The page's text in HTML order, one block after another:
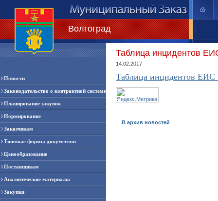
Волгоград |
Новости
Законодательство о контрактной системе
Планирование закупок
Нормирование
Заказчикам
Типовые формы документов
Ценообразование
Поставщикам
Аналитические материалы
Закупки
Таблица инцидентов
14.02.2017
Таблица инцидентов ЕИС
В архив новостей